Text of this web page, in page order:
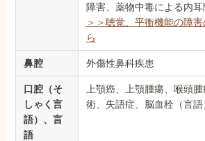
障害、薬物中毒による内耳
＞＞聴覚、平衡機能の障
ら
鼻腔 外傷性鼻科疾患
口腔（そ
しゃく言
語）、言
語
上顎癌、上顎腫瘍、喉頭
術、失語症、脳血栓（言